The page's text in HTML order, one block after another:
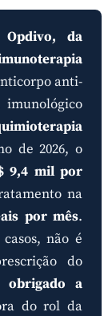
da
anti-
de 2026, o
9,4 mil por
na
por mês.
não é
do
obrigado a
do rol da